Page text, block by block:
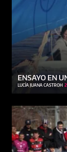
ENSAYO EN
LUCÍA JUANA CASTROH